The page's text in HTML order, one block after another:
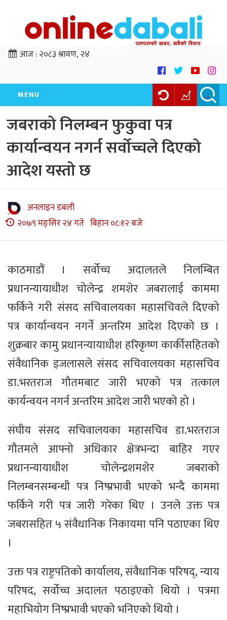
आज :२०८३ श्रावण, २४
MENU
जबराको निलम्बन फुकुवा पत्र
कार्यान्वयन नगर्न सर्वोच्चले दिएको
आदेश यस्तो छ
अनलाइन डबली
२०७९ मङ्सिर २४ गते बिहान ०८:१२ बजे
काठमाडौं । सर्वोच्च अदालतले निलम्बित
प्रधानन्यायाधीश चोलेन्द्र शमशेर जबरालाई काममा
फर्किने गरी संसद सचिवालयका महासचिवले दिएको
पत्र कार्यान्वयन नगर्ने अन्तरिम आदेश दिएको छ ।
शुक्रबार कामु प्रधानन्यायाधीश हरिकृष्ण कार्कीसहितको
संवैधानिक इजलासले संसद सचिवालयका महासचिव
डा.भरतराज गौतमबाट जारी भएको पत्र तत्काल
कार्यन्वयन नगर्न अन्तरिम आदेश जारी भएको हो ।
संघीय संसद सचिवालयका महासचिव डा.भरतराज
गौतमले आफ्नो अधिकार क्षेत्रभन्दा बाहिर गएर
प्रधानन्यायाधीश चोलेन्द्रशमशेर जबराको
निलम्बनसम्बन्धी पत्र निष्प्रभावी भएको भन्दै काममा
फर्किने गरी पत्र जारी गरेका थिए । उनले उक्त पत्र
जबरासहित ५ संवैधानिक निकायमा पनि पठाएका थिए
।
उक्त पत्र राष्ट्रपतिको कार्यालय, संवैधानिक परिषद्, न्याय
परिषद, सर्वोच्च अदालत पठाइएको थियो । पत्रमा
महाभियोग निष्प्रभावी भएको भनिएको थियो ।